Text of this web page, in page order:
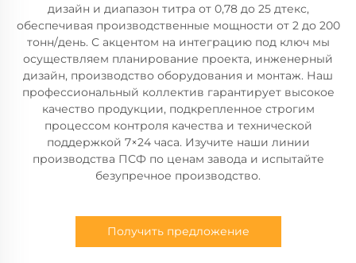
дизайн и диапазон титра от 0,78 до 25 дтекс,
обеспечивая производственные мощности от 2 до 200
тонн/день. С акцентом на интеграцию под ключ мы
осуществляем планирование проекта, инженерный
дизайн, производство оборудования и монтаж. Наш
профессиональный коллектив гарантирует высокое
качество продукции, подкрепленное строгим
процессом контроля качества и технической
поддержкой 7×24 часа. Изучите наши линии
производства ПСФ по ценам завода и испытайте
безупречное производство.
Получить предложение